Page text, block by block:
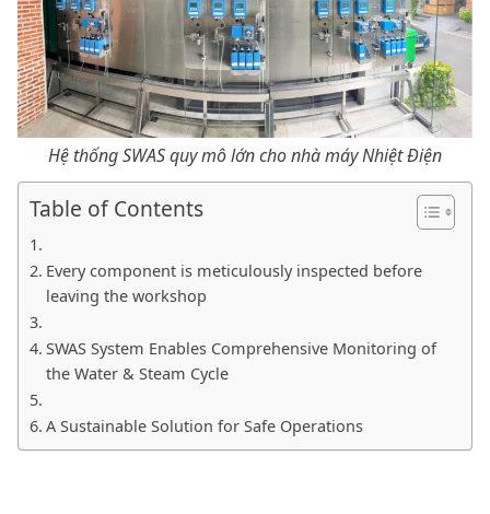
Hệ thống SWAS quy mô lớn cho nhà máy Nhiệt Điện
Table of Contents
Every component is meticulously inspected before
leaving the workshop
SWAS System Enables Comprehensive Monitoring of
the Water & Steam Cycle
A Sustainable Solution for Safe Operations